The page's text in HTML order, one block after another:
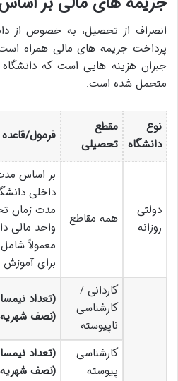
انصراف از تحصیل، به خصوص از
پرداخت جریمه های مالی همراه
جبران هزینه هایی است که
متحمل شده است.
نوع
دانشگاه
مقطع
تحصیلی
فرمول/
دولتی
روزانه
همه مقاطع
بر اساس
داخلی
مدت زمان
واحد مالی
معمولاً
برای
کاردانی /
کارشناسی
ناپیوسته
(نصف شهریه
کارشناسی
پیوسته
(نصف شهریه